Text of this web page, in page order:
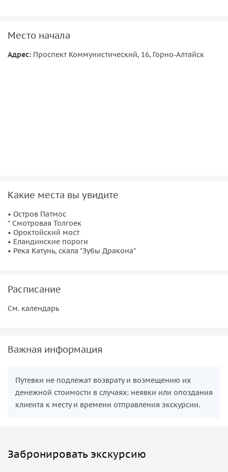
• Во второй части экскурсии Вы посетите смотровую
Место начала
Адрес: ​Проспект Коммунистический, 16, Горно-Алтайск
Какие места вы увидите
• Остров Патмос
* Смотровая Толгоек
• Ороктойский мост
• Еландинские пороги
• Река Катунь, скала "Зубы Дракона"
Расписание
См. календарь
Важная информация
Путевки не подлежат возврату и возмещению их
денежной стоимости в случаях: неявки или опоздания
клиента к месту и времени отправления экскурсии.
Забронировать экскурсию